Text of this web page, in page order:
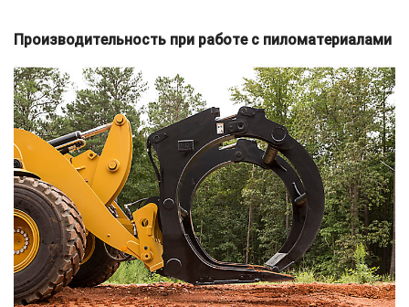
Производительность при работе с пиломатериалами